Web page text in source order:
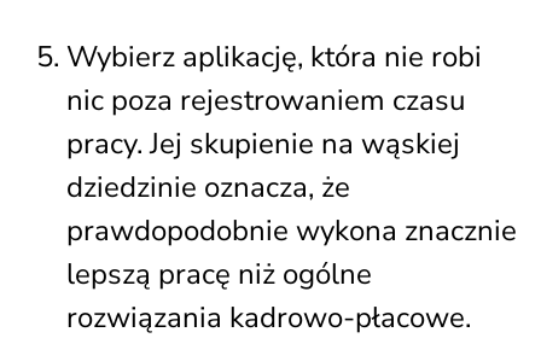
Wybierz aplikację, która nie robi
nic poza rejestrowaniem czasu
pracy. Jej skupienie na wąskiej
dziedzinie oznacza, że
prawdopodobnie wykona znacznie
lepszą pracę niż ogólne
rozwiązania kadrowo-płacowe.